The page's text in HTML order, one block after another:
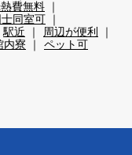
費無料
同室可
駅近
周辺が便利
内寮 ペット可